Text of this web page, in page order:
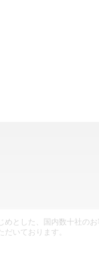
めとした、国内数十社のお
だいております。